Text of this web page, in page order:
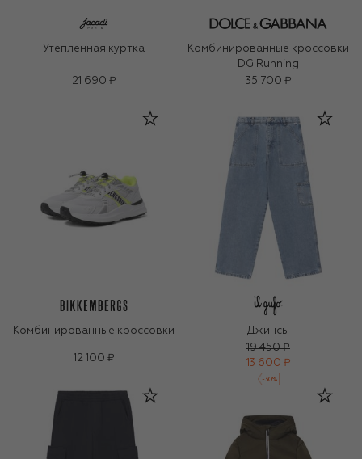
Утепленная куртка
21 690 ₽
Комбинированные кроссовки
DG Running
35 700 ₽
Комбинированные кроссовки
12 100 ₽
Джинсы
19 450 ₽
13 600 ₽
-30%